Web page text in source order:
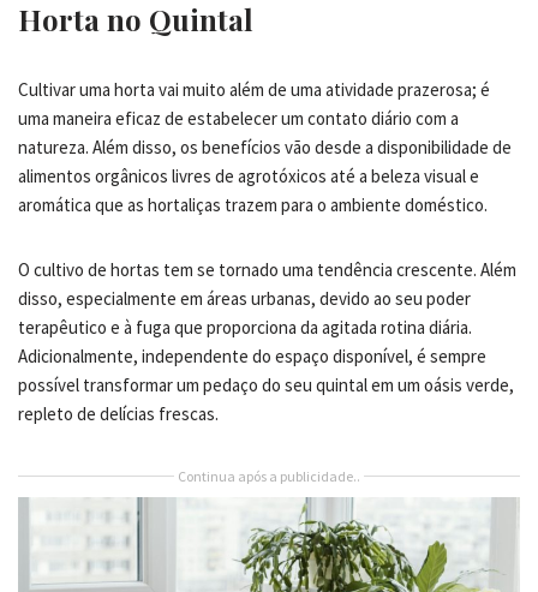
Horta no Quintal
Cultivar uma horta vai muito além de uma atividade prazerosa; é
uma maneira eficaz de estabelecer um contato diário com a
natureza. Além disso, os benefícios vão desde a disponibilidade de
alimentos orgânicos livres de agrotóxicos até a beleza visual e
aromática que as hortaliças trazem para o ambiente doméstico.
O cultivo de hortas tem se tornado uma tendência crescente. Além
disso, especialmente em áreas urbanas, devido ao seu poder
terapêutico e à fuga que proporciona da agitada rotina diária.
Adicionalmente, independente do espaço disponível, é sempre
possível transformar um pedaço do seu quintal em um oásis verde,
repleto de delícias frescas.
Continua após a publicidade..